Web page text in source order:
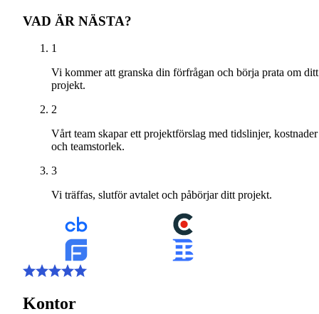
VAD ÄR NÄSTA?
1
Vi kommer att granska din förfrågan och börja prata om ditt
projekt.
2
Vårt team skapar ett projektförslag med tidslinjer, kostnader
och teamstorlek.
3
Vi träffas, slutför avtalet och påbörjar ditt projekt.
Kontor